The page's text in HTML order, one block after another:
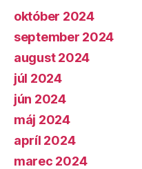
október 2024
september 2024
august 2024
júl 2024
jún 2024
máj 2024
apríl 2024
marec 2024